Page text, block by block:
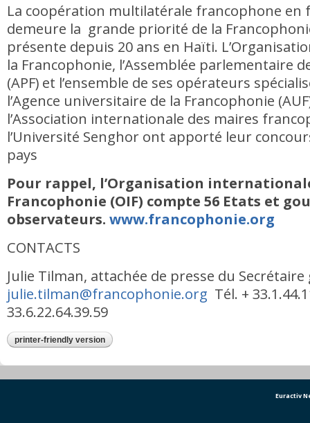
La coopération multilatérale francophone en
demeure la grande priorité de la
présente depuis 20 ans en Haïti.
la Francophonie, l’Assemblée parlementaire
(APF) et l’ensemble de ses opérateurs
l’Agence universitaire de la Francophonie
l’Association internationale des maires
l’Université Senghor ont apporté leur
pays
Pour rappel, l’Organisation
Francophonie (OIF) compte 56 Etats et
observateurs. www.francophonie.org
CONTACTS
Julie Tilman, attachée de presse du Secrétaire
julie.tilman@francophonie.org Tél. +
33.6.22.64.39.59
printer-friendly version
Euractiv